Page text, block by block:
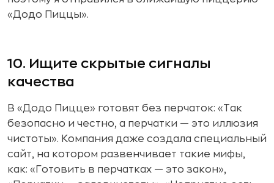
«Додо Пиццы».
10. Ищите скрытые сигналы
качества
В «Додо Пицце» готовят без перчаток: «Так
безопасно и честно, а перчатки — это иллюзия
чистоты». Компания даже создала специальный
сайт, на котором развенчивает такие мифы,
как: «Готовить в перчатках — это закон»,